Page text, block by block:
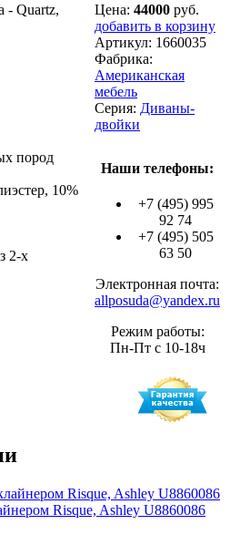
- Quartz,
пород
10%
2-х
Цена: 44000 руб.
добавить в корзину
Артикул: 1660035
Фабрика:
Американская
мебель
Серия: Диваны-
двойки
Наши телефоны:
+7 (495) 995
92 74
+7 (495) 505
63 50
Электронная почта:
allposuda@yandex.ru
Режим работы:
Пн-Пт с 10-18ч
Risque, Ashley U8860086